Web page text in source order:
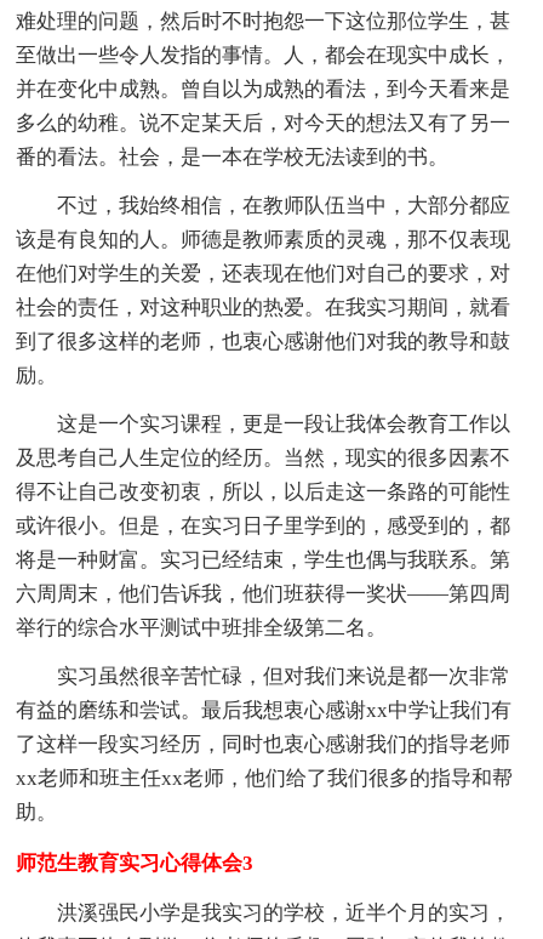
难处理的问题，然后时不时抱怨一下这位那位学生，甚
至做出一些令人发指的事情。人，都会在现实中成长，
并在变化中成熟。曾自以为成熟的看法，到今天看来是
多么的幼稚。说不定某天后，对今天的想法又有了另一
番的看法。社会，是一本在学校无法读到的书。
不过，我始终相信，在教师队伍当中，大部分都应
该是有良知的人。师德是教师素质的灵魂，那不仅表现
在他们对学生的关爱，还表现在他们对自己的要求，对
社会的责任，对这种职业的热爱。在我实习期间，就看
到了很多这样的老师，也衷心感谢他们对我的教导和鼓
励。
这是一个实习课程，更是一段让我体会教育工作以
及思考自己人生定位的经历。当然，现实的很多因素不
得不让自己改变初衷，所以，以后走这一条路的可能性
或许很小。但是，在实习日子里学到的，感受到的，都
将是一种财富。实习已经结束，学生也偶与我联系。第
六周周末，他们告诉我，他们班获得一奖状——第四周
举行的综合水平测试中班排全级第二名。
实习虽然很辛苦忙碌，但对我们来说是都一次非常
有益的磨练和尝试。最后我想衷心感谢xx中学让我们有
了这样一段实习经历，同时也衷心感谢我们的指导老师
xx老师和班主任xx老师，他们给了我们很多的指导和帮
助。
师范生教育实习心得体会3
洪溪强民小学是我实习的学校，近半个月的实习，